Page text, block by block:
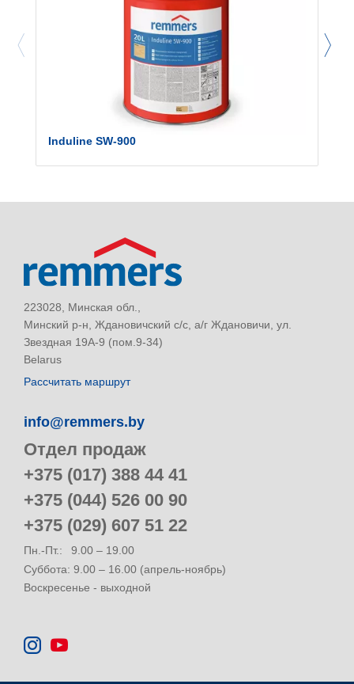
Induline SW-900
223028, Минская обл.,
Минский р-н, Ждановичский с/с, а/г Ждановичи, ул.
Звездная 19А-9 (пом.9-34)
Belarus
Рассчитать маршрут
info@remmers.by
Отдел продаж
+375 (017) 388 44 41
+375 (044) 526 00 90
+375 (029) 607 51 22
Пн.-Пт.:
9.00 – 19.00
Суббота: 9.00 – 16.00 (апрель-ноябрь)
Воскресенье - выходной